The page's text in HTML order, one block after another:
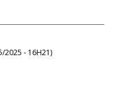
2025 - 16H21)